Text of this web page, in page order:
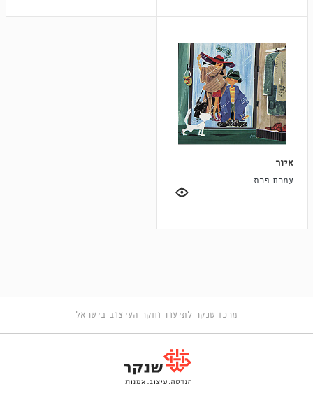
איור
עמרם פרת
מרכז שנקר לתיעוד וחקר העיצוב בישראל